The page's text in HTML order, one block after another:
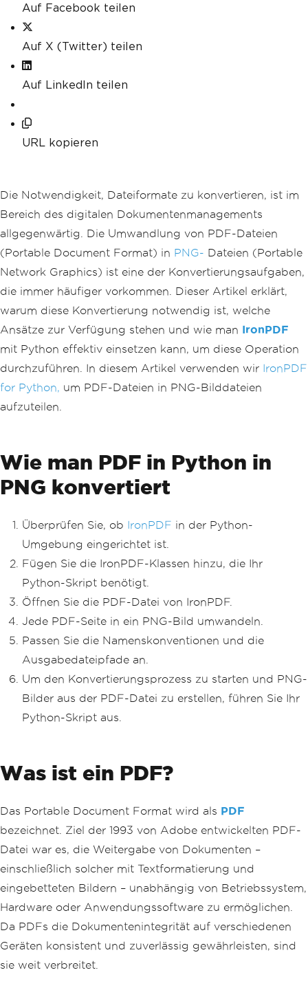
Auf Facebook teilen
Auf X (Twitter) teilen
Auf LinkedIn teilen
URL kopieren
Die Notwendigkeit, Dateiformate zu konvertieren, ist im
Bereich des digitalen Dokumentenmanagements
allgegenwärtig. Die Umwandlung von PDF-Dateien
(Portable Document Format) in PNG- Dateien (Portable
Network Graphics) ist eine der Konvertierungsaufgaben,
die immer häufiger vorkommen. Dieser Artikel erklärt,
warum diese Konvertierung notwendig ist, welche
Ansätze zur Verfügung stehen und wie man IronPDF
mit Python effektiv einsetzen kann, um diese Operation
durchzuführen. In diesem Artikel verwenden wir IronPDF
for Python, um PDF-Dateien in PNG-Bilddateien
aufzuteilen.
Wie man PDF in Python in
PNG konvertiert
Überprüfen Sie, ob IronPDF in der Python-
Umgebung eingerichtet ist.
Fügen Sie die IronPDF-Klassen hinzu, die Ihr
Python-Skript benötigt.
Öffnen Sie die PDF-Datei von IronPDF.
Jede PDF-Seite in ein PNG-Bild umwandeln.
Passen Sie die Namenskonventionen und die
Ausgabedateipfade an.
Um den Konvertierungsprozess zu starten und PNG-
Bilder aus der PDF-Datei zu erstellen, führen Sie Ihr
Python-Skript aus.
Was ist ein PDF?
Das Portable Document Format wird als PDF
bezeichnet. Ziel der 1993 von Adobe entwickelten PDF-
Datei war es, die Weitergabe von Dokumenten –
einschließlich solcher mit Textformatierung und
eingebetteten Bildern – unabhängig von Betriebssystem,
Hardware oder Anwendungssoftware zu ermöglichen.
Da PDFs die Dokumentenintegrität auf verschiedenen
Geräten konsistent und zuverlässig gewährleisten, sind
sie weit verbreitet.